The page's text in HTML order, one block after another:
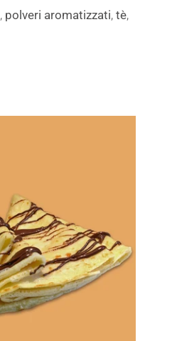
, polveri aromatizzati, tè,